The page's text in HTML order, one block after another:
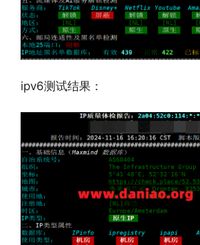
ipv6测试结果：